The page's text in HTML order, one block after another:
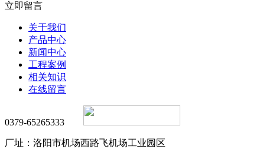
立即留言
关于我们
产品中心
新闻中心
工程案例
相关知识
在线留言
0379-65265333
厂址：洛阳市机场西路飞机场工业园区